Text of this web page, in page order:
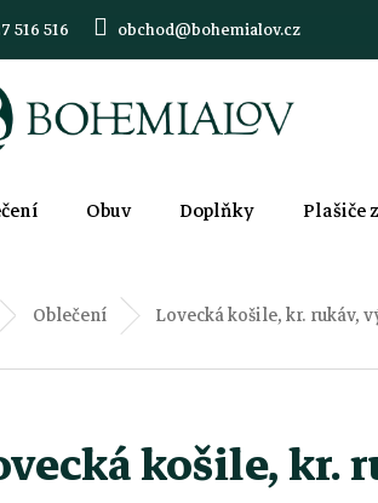
516 516 obchod@bohemialov.cz
Obuv Doplňky Plašiče
Oblečení Lovecká košile, kr. rukáv,
košile, kr.